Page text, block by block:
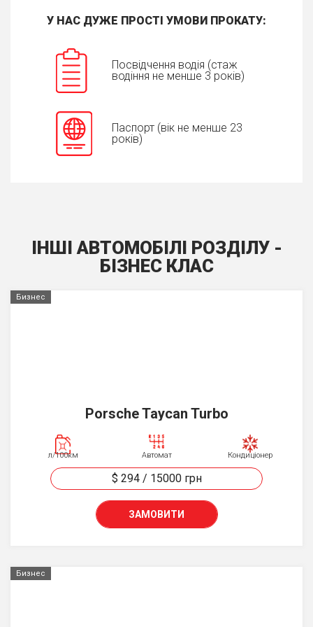
У НАС ДУЖЕ ПРОСТІ УМОВИ ПРОКАТУ:
Посвідчення водія (стаж
водіння не менше 3 років)
Паспорт (вік не менше 23
років)
ІНШІ АВТОМОБІЛІ РОЗДІЛУ -
БIЗНЕС КЛАС
Бизнес
Porsche Taycan Turbo
л/100км Автомат Кондиціонер
$ 294/ 15000 грн
ЗАМОВИТИ
Бизнес